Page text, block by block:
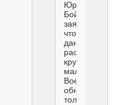
Юрий
Бойченко
заявил,
что
данные
расследования
крушения
малайзийского
Boeing
обнародуют
только